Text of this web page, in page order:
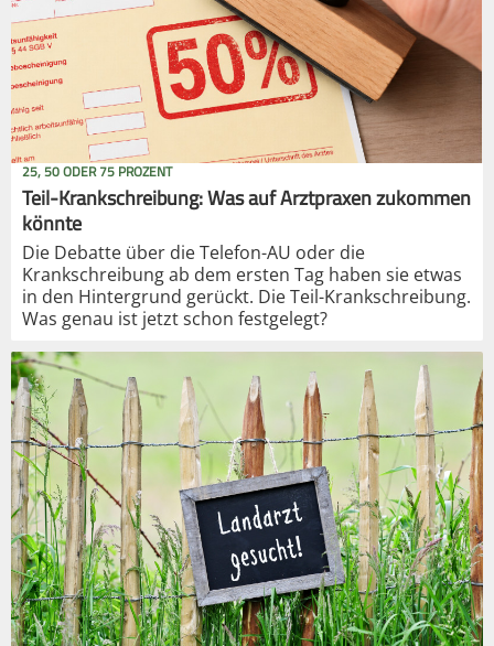
25, 50 ODER 75 PROZENT
Teil-Krankschreibung: Was auf Arztpraxen zukommen
könnte
Die Debatte über die Telefon-AU oder die
Krankschreibung ab dem ersten Tag haben sie etwas
in den Hintergrund gerückt. Die Teil-Krankschreibung.
Was genau ist jetzt schon festgelegt?